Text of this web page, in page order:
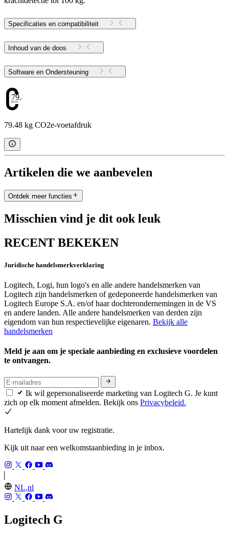
Specificaties en compatibiliteit
Inhoud van de doos
Software en Ondersteuning
79.48
79.48 kg CO2e-voetafdruk
Artikelen die we aanbevelen
Ontdek meer functies
Misschien vind je dit ook leuk
RECENT BEKEKEN
Juridische handelsmerkverklaring
Logitech, Logi, hun logo's en alle andere handelsmerken van
Logitech zijn handelsmerken of gedeponeerde handelsmerken van
Logitech Europe S.A. en/of haar dochterondernemingen in de VS
en andere landen. Alle andere handelsmerken van derden zijn
eigendom van hun respectievelijke eigenaren. Bekijk alle
handelsmerken
Meld je aan om je speciale aanbieding en exclusieve voordelen
te ontvangen.
Ik wil gepersonaliseerde marketing van Logitech G. Je kunt
zich op elk moment afmelden. Bekijk ons Privacybeleid.
Hartelijk dank voor uw registratie.
Kijk uit naar een welkomstaanbieding in je inbox.
NL,nl
Logitech G